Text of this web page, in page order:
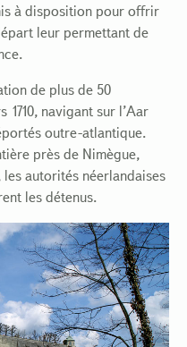
à disposition pour offrir
leur permettant de
de plus de 50
navigant sur l’Aar
outre-atlantique.
près de Nimègue,
autorités néerlandaises
les détenus.